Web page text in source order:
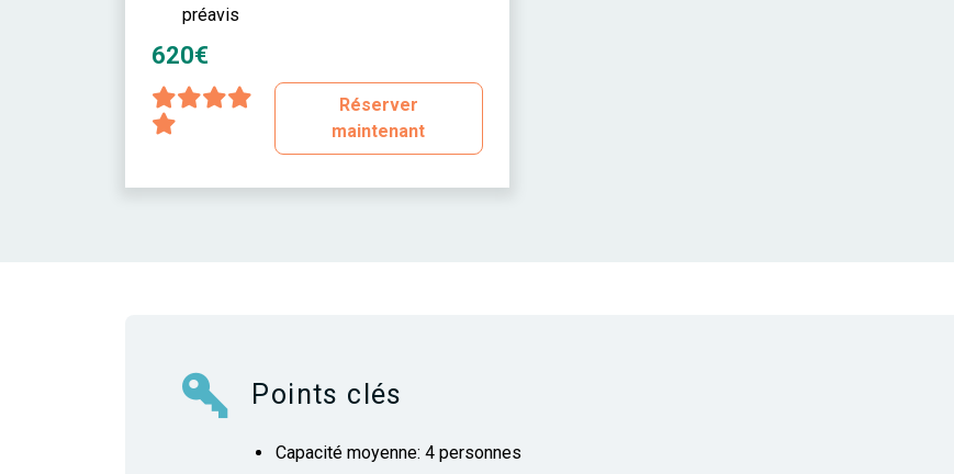
préavis
620€
Réserver
maintenant
Points clés
Capacité moyenne: 4 personnes